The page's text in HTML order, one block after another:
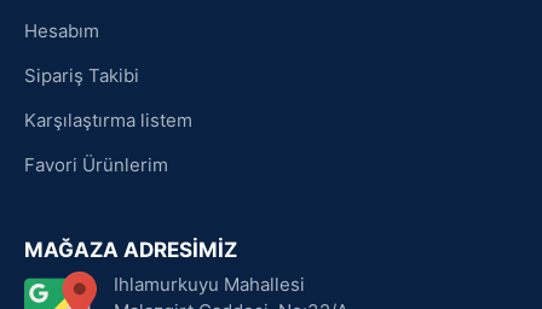
Hesabım
Sipariş Takibi
Karşılaştırma listem
Favori Ürünlerim
MAĞAZA ADRESİMİZ
Ihlamurkuyu Mahallesi